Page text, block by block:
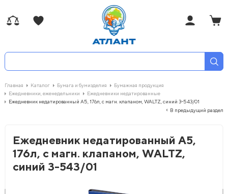
Главная Каталог Бумага и бумизделия
Бумажная продукция
Ежедневники, еженедельники
Ежедневники недатированные
Ежедневник недатированный А5, 176л, с магн. клапаном, WALTZ, синий 3-543/01
В предыдущий раздел
Ежедневник недатированный А5,
176л, с магн. клапаном, WALTZ,
синий 3-543/01